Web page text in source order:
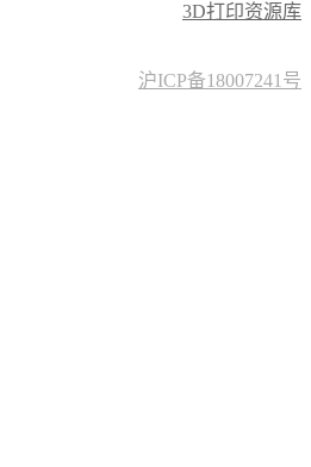
3D打印资源库
沪ICP备18007241号